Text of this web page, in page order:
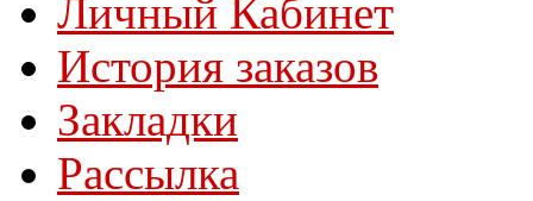
Личный Кабинет
История заказов
Закладки
Рассылка